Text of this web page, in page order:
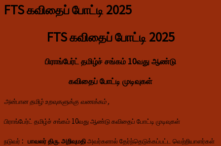
FTS கவிதைப் போட்டி 2025
FTS கவிதைப் போட்டி 2025
பிராங்பேர்ட் தமிழ்ச் சங்கம் 10வது ஆண்டு
கவிதைப் போட்டி முடிவுகள்
அன்பான தமிழ் உறவுகளுக்கு வணக்கம் ,
பிராங்பேர்ட் தமிழ்ச் சங்கம் 10வது ஆண்டு கவிதைப் போட்டி முடிவுகள்
நடுவர் : பாவலர் திரு. அறிவுமதிஅவர்களால் தேர்ந்தெடுக்கப்பட்ட வெற்றியாளர்கள்